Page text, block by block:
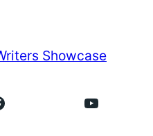
Showcase
YouTube